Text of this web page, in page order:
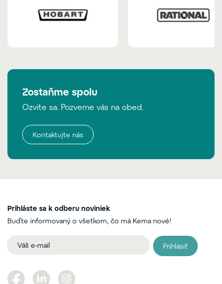
Zostaňme spolu
Ozvite sa. Pozveme vás na obed.
Kontaktujte nás
Prihláste sa k odberu noviniek
Buďte informovaný o všetkom, čo má Kema nové!
Prihlásiť